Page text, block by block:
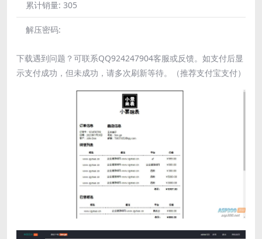
累计销量: 305
解压密码:
下载遇到问题？可联系QQ924247904客服或反馈。如支付后显
示支付成功，但未成功，请多次刷新等待。（推荐支付宝支付）